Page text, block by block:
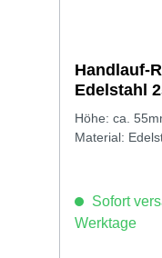
Handlauf-
Edelstahl
Höhe: ca.
Material:
Sofort
Werktage